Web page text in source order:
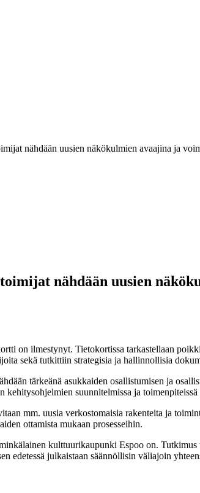
nähdään uusien näkökulmien avaajina ja
nähdään uusien
on ilmestynyt. Tietokortissa tarkastellaan
sekä tutkittiin strategisia ja hallinnollisia
tärkeänä asukkaiden osallistumisen ja
suunnitelmissa ja toimenpiteissä
mm. uusia verkostomaisia rakenteita ja
ottamista mukaan prosesseihin.
kulttuurikaupunki Espoo on.
edetessä julkaistaan säännöllisin väliajoin